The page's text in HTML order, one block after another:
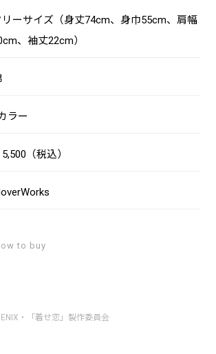
リーサイズ（身丈74cm、身巾55cm、肩幅
、袖丈22cm）
ラー
5,500（税込）
to buy
・「着せ恋」製作委員会